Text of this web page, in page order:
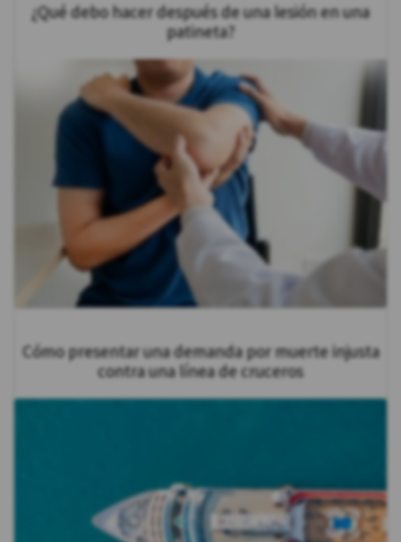
¿Qué debo hacer después de una lesión en una
patineta?
Cómo presentar una demanda por muerte injusta
contra una línea de cruceros